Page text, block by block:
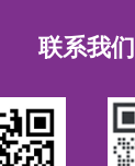
联系我们